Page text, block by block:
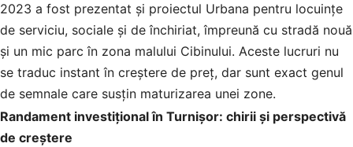
2023 a fost prezentat și proiectul Urbana pentru locuințe
de serviciu, sociale și de închiriat, împreună cu stradă nouă
și un mic parc în zona malului Cibinului. Aceste lucruri nu
se traduc instant în creștere de preț, dar sunt exact genul
de semnale care susțin maturizarea unei zone.
Randament investițional în Turnișor: chirii și perspectivă
de creștere